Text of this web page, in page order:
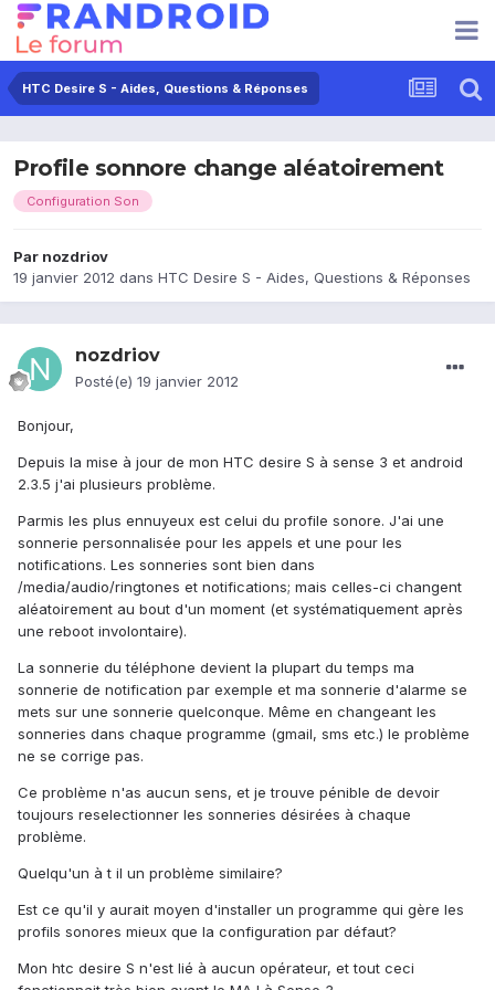
HTC Desire S - Aides, Questions & Réponses
Profile sonnore change aléatoirement
Configuration Son
Par nozdriov
19 janvier 2012 dans HTC Desire S - Aides, Questions & Réponses
nozdriov
Posté(e) 19 janvier 2012
Bonjour,
Depuis la mise à jour de mon HTC desire S à sense 3 et android
2.3.5 j'ai plusieurs problème.
Parmis les plus ennuyeux est celui du profile sonore. J'ai une
sonnerie personnalisée pour les appels et une pour les
notifications. Les sonneries sont bien dans
/media/audio/ringtones et notifications; mais celles-ci changent
aléatoirement au bout d'un moment (et systématiquement après
une reboot involontaire).
La sonnerie du téléphone devient la plupart du temps ma
sonnerie de notification par exemple et ma sonnerie d'alarme se
mets sur une sonnerie quelconque. Même en changeant les
sonneries dans chaque programme (gmail, sms etc.) le problème
ne se corrige pas.
Ce problème n'as aucun sens, et je trouve pénible de devoir
toujours reselectionner les sonneries désirées à chaque
problème.
Quelqu'un à t il un problème similaire?
Est ce qu'il y aurait moyen d'installer un programme qui gère les
profils sonores mieux que la configuration par défaut?
Mon htc desire S n'est lié à aucun opérateur, et tout ceci